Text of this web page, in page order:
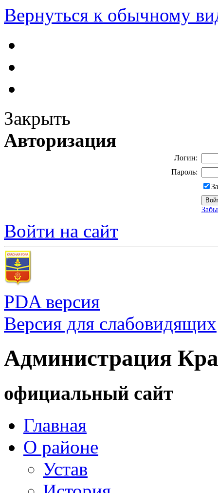
Вернуться к обычному
Закрыть
Авторизация
Логин:
Пароль:
Войти на сайт
PDA версия
Версия для слабовидящих
Администрация
официальный сайт
Главная
О районе
Устав